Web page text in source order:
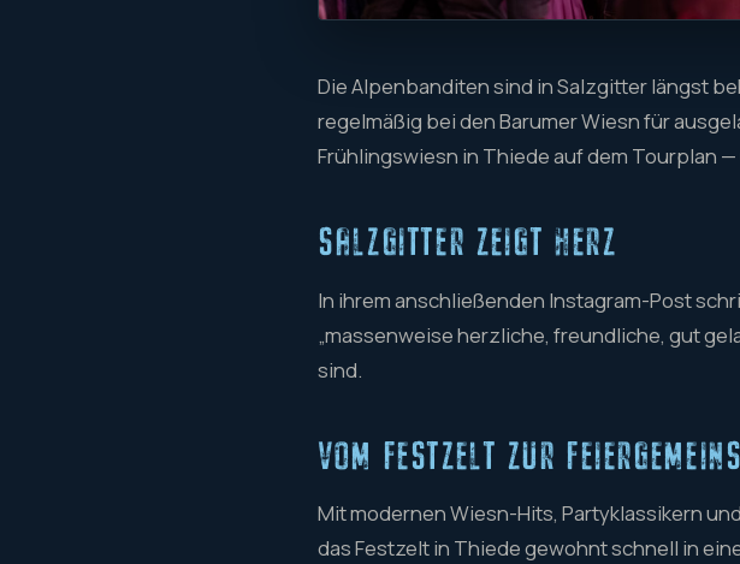
Die Alpenbanditen sind in Salzgitter längst
regelmäßig bei den Barumer Wiesn für
Frühlingswiesn in Thiede auf dem Tourplan
SALZGITTER ZEIGT HERZ
In ihrem anschließenden Instagram-Post
„massenweise herzliche, freundliche, gut
sind.
VOM FESTZELT ZUR
Mit modernen Wiesn-Hits, Partyklassikern
das Festzelt in Thiede gewohnt schnell in